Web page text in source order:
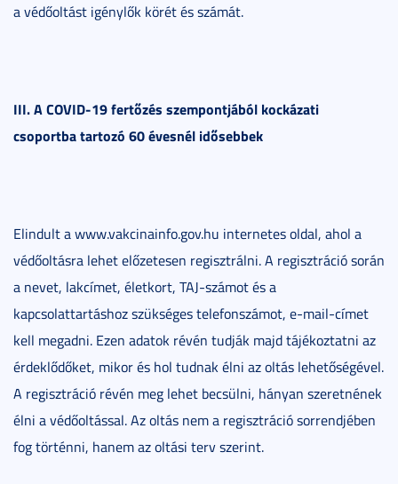
a védőoltást igénylők körét és számát.
III. A COVID-19 fertőzés szempontjából kockázati
csoportba tartozó 60 évesnél idősebbek
Elindult a www.vakcinainfo.gov.hu internetes oldal, ahol a
védőoltásra lehet előzetesen regisztrálni. A regisztráció során
a nevet, lakcímet, életkort, TAJ-számot és a
kapcsolattartáshoz szükséges telefonszámot, e-mail-címet
kell megadni. Ezen adatok révén tudják majd tájékoztatni az
érdeklődőket, mikor és hol tudnak élni az oltás lehetőségével.
A regisztráció révén meg lehet becsülni, hányan szeretnének
élni a védőoltással. Az oltás nem a regisztráció sorrendjében
fog történni, hanem az oltási terv szerint.